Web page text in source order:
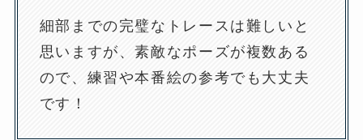
細部までの完璧なトレースは難しいと
思いますが、素敵なポーズが複数ある
ので、練習や本番絵の参考でも大丈夫
です！